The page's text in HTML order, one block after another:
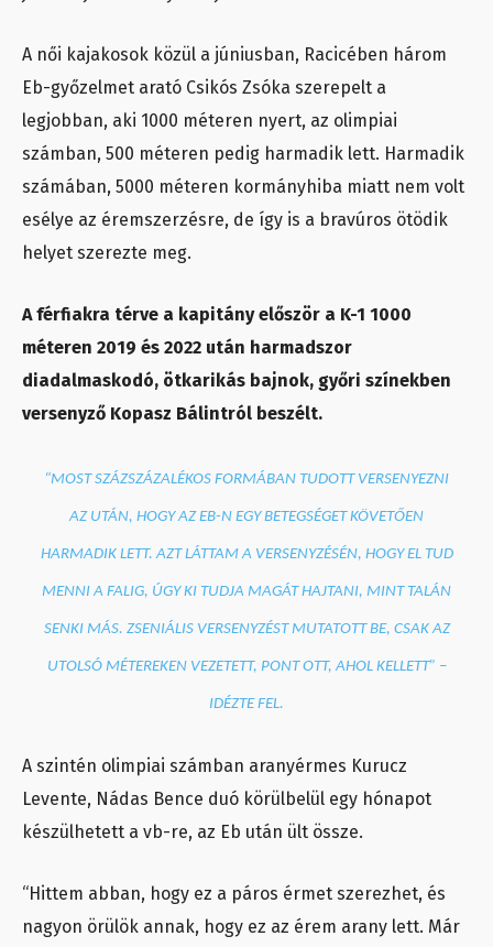
A női kajakosok közül a júniusban, Racicében három
Eb-győzelmet arató Csikós Zsóka szerepelt a
legjobban, aki 1000 méteren nyert, az olimpiai
számban, 500 méteren pedig harmadik lett. Harmadik
számában, 5000 méteren kormányhiba miatt nem volt
esélye az éremszerzésre, de így is a bravúros ötödik
helyet szerezte meg.
A férfiakra térve a kapitány először a K-1 1000
méteren 2019 és 2022 után harmadszor
diadalmaskodó, ötkarikás bajnok, győri színekben
versenyző Kopasz Bálintról beszélt.
“MOST SZÁZSZÁZALÉKOS FORMÁBAN TUDOTT VERSENYEZNI
AZ UTÁN, HOGY AZ EB-N EGY BETEGSÉGET KÖVETŐEN
HARMADIK LETT. AZT LÁTTAM A VERSENYZÉSÉN, HOGY EL TUD
MENNI A FALIG, ÚGY KI TUDJA MAGÁT HAJTANI, MINT TALÁN
SENKI MÁS. ZSENIÁLIS VERSENYZÉST MUTATOTT BE, CSAK AZ
UTOLSÓ MÉTEREKEN VEZETETT, PONT OTT, AHOL KELLETT” –
IDÉZTE FEL.
A szintén olimpiai számban aranyérmes Kurucz
Levente, Nádas Bence duó körülbelül egy hónapot
készülhetett a vb-re, az Eb után ült össze.
“Hittem abban, hogy ez a páros érmet szerezhet, és
nagyon örülök annak, hogy ez az érem arany lett. Már